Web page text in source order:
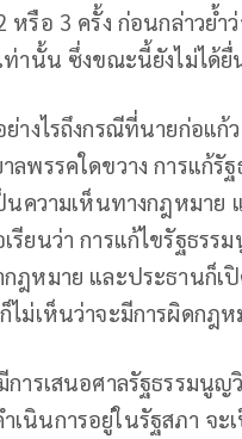
หรือ 3 ครั้ง ก่อนกล่าวย้ำ
ท่านั้น ซึ่งขณะนี้ยังไม่ได้
ย่างไรถึงกรณีที่นายก่อแ
ลพรรคใดขวาง การแก้
นความเห็นทางกฎหมาย
รียนว่า การแก้ไขรัฐธร
ฎหมาย และประธานก็เ
ม่เห็นว่าจะมีการผิดกฎห
การเสนอศาลรัฐธรรมนู
เนินการอยู่ในรัฐสภา จ